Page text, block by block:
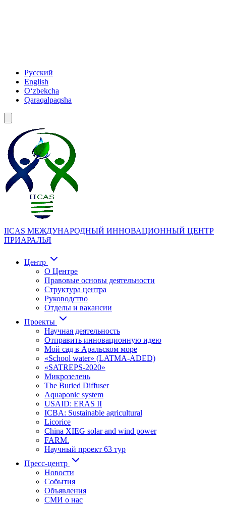
Русский
English
Oʻzbekcha
Qaraqalpaqsha
IICAS МЕЖДУНАРОДНЫЙ ИННОВАЦИОННЫЙ ЦЕНТР
ПРИАРАЛЬЯ
Центр
О Центре
Правовые основы деятельности
Структура центра
Руководство
Отделы и вакансии
Проекты
Научная деятельность
Отправить инновационную идею
Мой сад в Аральском море
«School water» (LATMA-ADED)
«SATREPS-2020»
Микрозелень
The Buried Diffuser
Aquaponic system
USAID: ERAS II
ICBA: Sustainable agricultural
Licorice
China XIEG solar and wind power
FARM.
Научный проект 63 тур
Пресс-центр
Новости
События
Объявления
СМИ о нас